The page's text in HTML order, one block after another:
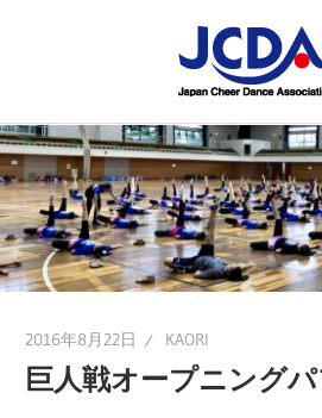
ン
ツ
へ
ス
キ
ッ
の
講
習
会
や
ベ
ン
2016年8月22日 KAORI
巨人戦オープニング